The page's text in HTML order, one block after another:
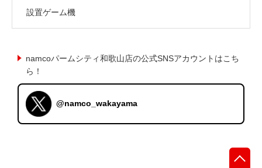
設置ゲーム機
namcoパームシティ和歌山店の公式SNSアカウントはこち
ら！
@namco_wakayama